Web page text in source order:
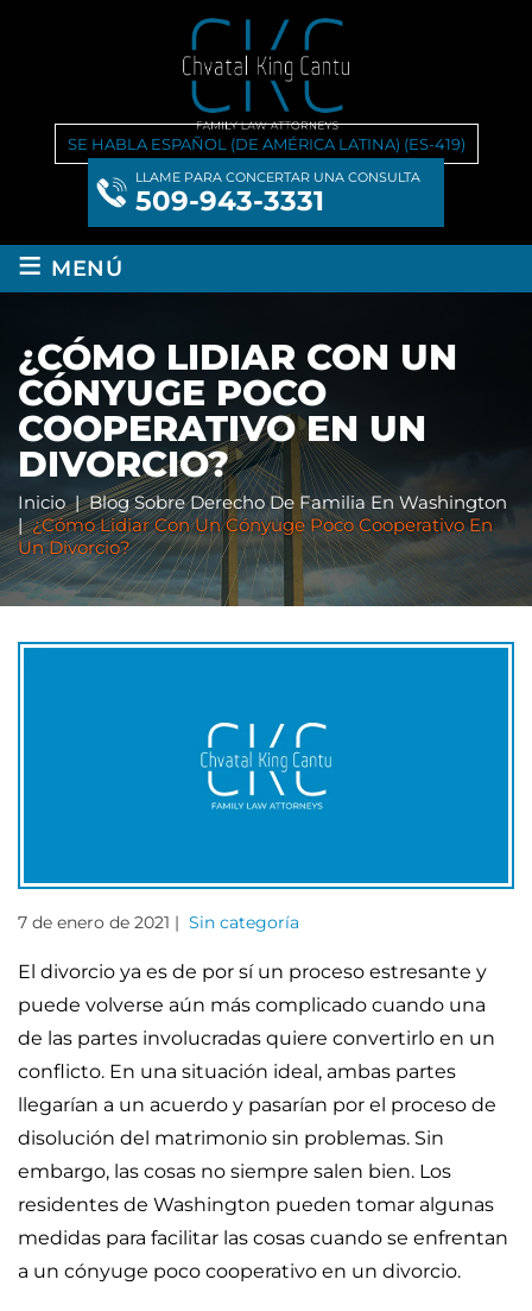
SE HABLA ESPAÑOL (DE AMÉRICA LATINA) (ES-419)
LLAME PARA CONCERTAR UNA CONSULTA
509-943-3331
≡ MENÚ
¿CÓMO LIDIAR CON UN
CÓNYUGE POCO
COOPERATIVO EN UN
DIVORCIO?
Inicio|Blog Sobre Derecho De Familia En Washington
|¿Cómo Lidiar Con Un Cónyuge Poco Cooperativo En
Un Divorcio?
7 de enero de 2021 | Sin categoría
El divorcio ya es de por sí un proceso estresante y
puede volverse aún más complicado cuando una
de las partes involucradas quiere convertirlo en un
conflicto. En una situación ideal, ambas partes
llegarían a un acuerdo y pasarían por el proceso de
disolución del matrimonio sin problemas. Sin
embargo, las cosas no siempre salen bien. Los
residentes de Washington pueden tomar algunas
medidas para facilitar las cosas cuando se enfrentan
a un cónyuge poco cooperativo en un divorcio.